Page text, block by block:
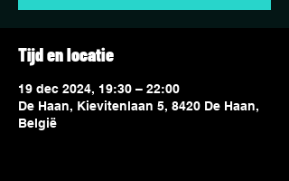
Tijd en locatie
19 dec 2024, 19:30 – 22:00
De Haan, Kievitenlaan 5, 8420 De Haan,
België